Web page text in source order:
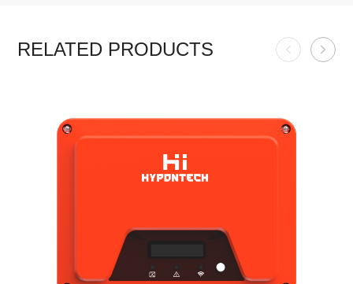
RELATED PRODUCTS